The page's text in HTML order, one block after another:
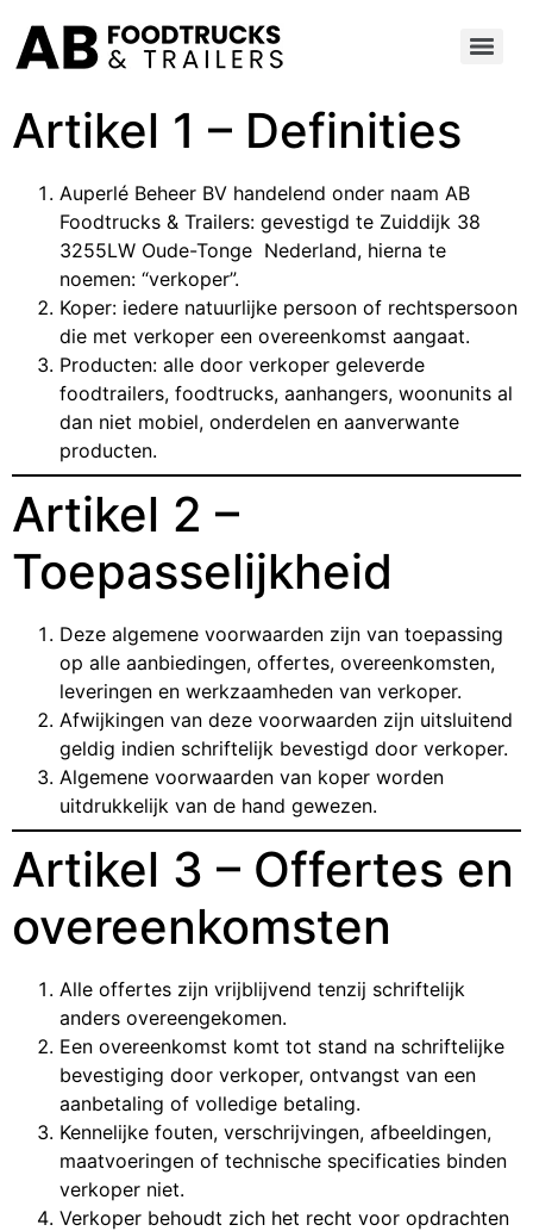
Artikel 1 – Definities
Auperlé Beheer BV handelend onder naam AB
Foodtrucks & Trailers: gevestigd te Zuiddijk 38
3255LW Oude-Tonge Nederland, hierna te
noemen: “verkoper”.
Koper: iedere natuurlijke persoon of rechtspersoon
die met verkoper een overeenkomst aangaat.
Producten: alle door verkoper geleverde
foodtrailers, foodtrucks, aanhangers, woonunits al
dan niet mobiel, onderdelen en aanverwante
producten.
Artikel 2 –
Toepasselijkheid
Deze algemene voorwaarden zijn van toepassing
op alle aanbiedingen, offertes, overeenkomsten,
leveringen en werkzaamheden van verkoper.
Afwijkingen van deze voorwaarden zijn uitsluitend
geldig indien schriftelijk bevestigd door verkoper.
Algemene voorwaarden van koper worden
uitdrukkelijk van de hand gewezen.
Artikel 3 – Offertes en
overeenkomsten
Alle offertes zijn vrijblijvend tenzij schriftelijk
anders overeengekomen.
Een overeenkomst komt tot stand na schriftelijke
bevestiging door verkoper, ontvangst van een
aanbetaling of volledige betaling.
Kennelijke fouten, verschrijvingen, afbeeldingen,
maatvoeringen of technische specificaties binden
verkoper niet.
Verkoper behoudt zich het recht voor opdrachten